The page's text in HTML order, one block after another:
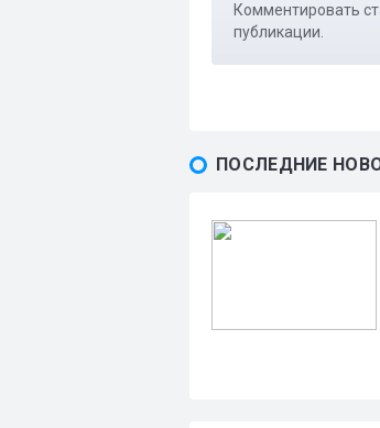
Комментировать
публикации.
ПОСЛЕДНИЕ